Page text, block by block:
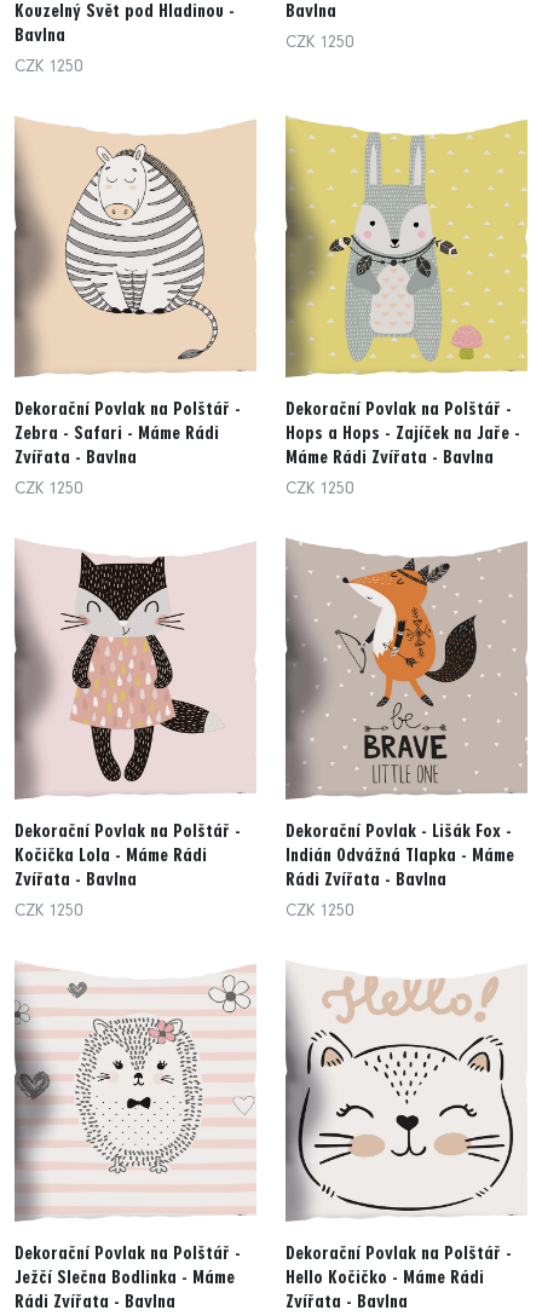
Kouzelný Svět pod Hladinou -
Bavlna
CZK 1250
Bavlna
CZK 1250
Dekorační Povlak na Polštář -
Zebra - Safari - Máme Rádi
Zvířata - Bavlna
CZK 1250
Dekorační Povlak na Polštář -
Hops a Hops - Zajíček na Jaře -
Máme Rádi Zvířata - Bavlna
CZK 1250
Dekorační Povlak na Polštář -
Kočička Lola - Máme Rádi
Zvířata - Bavlna
CZK 1250
Dekorační Povlak - Lišák Fox -
Indián Odvážná Tlapka - Máme
Rádi Zvířata - Bavlna
CZK 1250
Dekorační Povlak na Polštář -
Ježčí Slečna Bodlinka - Máme
Rádi Zvířata - Bavlna
Dekorační Povlak na Polštář -
Hello Kočičko - Máme Rádi
Zvířata - Bavlna